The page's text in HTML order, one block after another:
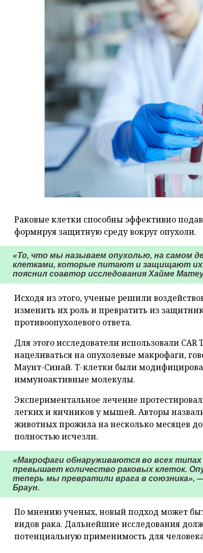
Раковые клетки способны эффективно
формируя защитную среду вокруг опухоли.
«То, что мы называем опухолью, на самом
клетками, которые питают и защищают
пояснил соавтор исследования Хайме
Исходя из этого, ученые решили
изменить их роль и превратить из
противоопухолевого ответа.
Для этого исследователи использовали
нацеливаться на опухолевые макрофаги,
Маунт-Синай. Т-клетки были
иммуноактивные молекулы.
Экспериментальное лечение
легких и яичников у мышей. Авторы
животных прожила на несколько месяцев
полностью исчезли.
«Макрофаги обнаруживаются во всех типах
превышает количество раковых клеток.
теперь мы превратили врага в союзника»,
Браун.
По мнению ученых, новый подход может
видов рака. Дальнейшие исследования
потенциальную применимость для